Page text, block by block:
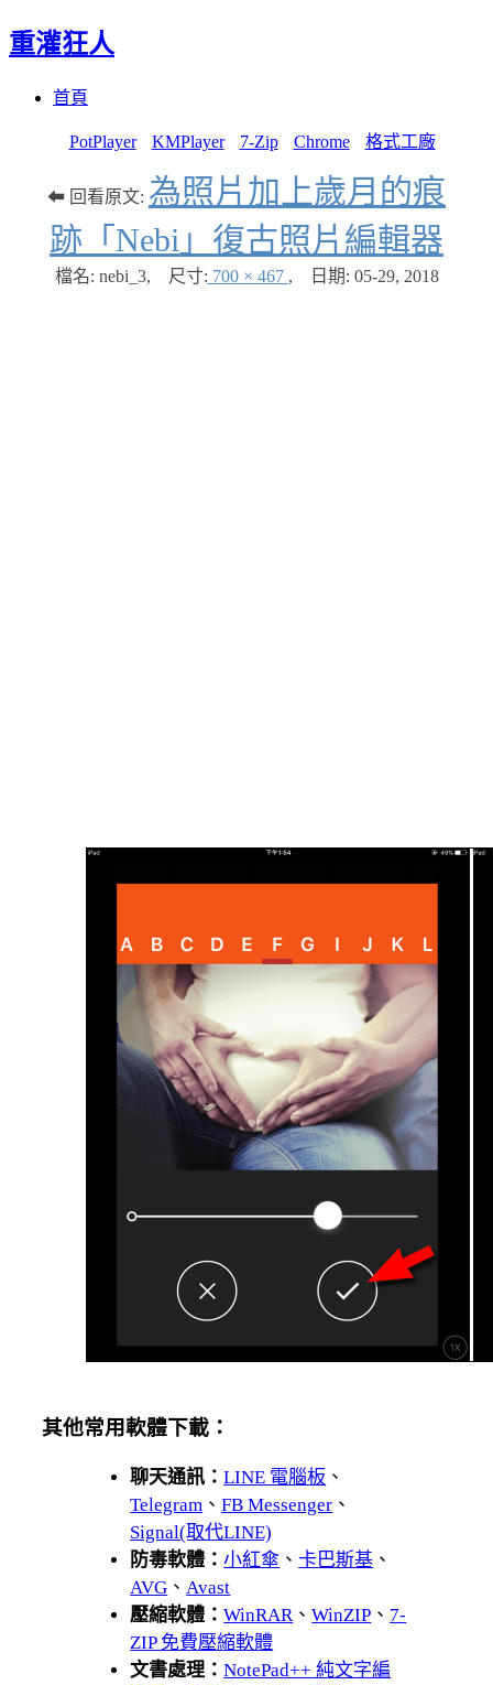
重灌狂人
首頁
PotPlayer KMPlayer 7-Zip Chrome 格式工廠
⬅ 回看原文: 為照片加上歲月的痕
跡「Nebi」復古照片編輯器
檔名: nebi_3, 尺寸: 700 × 467 , 日期: 05-29, 2018
其他常用軟體下載：
聊天通訊：LINE 電腦板 、
Telegram 、FB Messenger 、
Signal(取代LINE)
防毒軟體：小紅傘 、卡巴斯基 、
AVG 、 Avast
壓縮軟體：WinRAR 、WinZIP 、 7-
ZIP 免費壓縮軟體
文書處理：NotePad++ 純文字編